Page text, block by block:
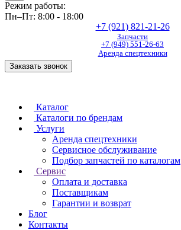
Режим работы:
Пн–Пт: 8:00 - 18:00
+7 (921) 821-21-26
Запчасти
+7 (949) 551-26-63
Аренда спецтехники
Заказать звонок
Каталог
Каталоги по брендам
Услуги
Аренда спецтехники
Сервисное обслуживание
Подбор запчастей по каталогам
Сервис
Оплата и доставка
Поставщикам
Гарантии и возврат
Блог
Контакты